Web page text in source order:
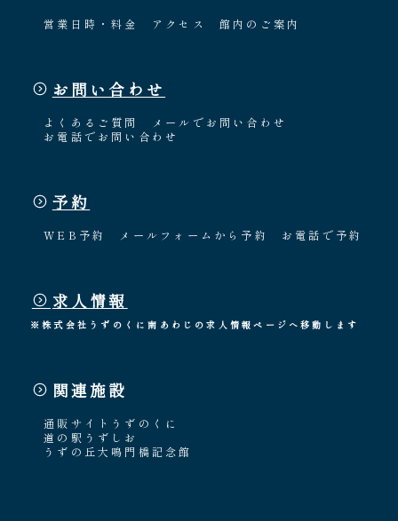
営業日時・料金 アクセス 館内のご案内
お問い合わせ
よくあるご質問
メールでお問い合わせ
お電話でお問い合わせ
予約
WEB予約 メールフォームから予約 お電話で予約
求人情報
※株式会社うずのくに南あわじの求人情報ページへ移動します
関連施設
通販サイトうずのくに
道の駅うずしお
うずの丘大鳴門橋記念館